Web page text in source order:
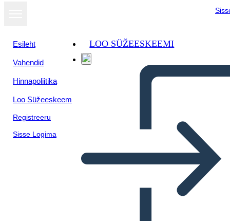
Esileht
Vahendid
Hinnapoliitika
Loo Süžeeskeem
Registreeru
Sisse Logima
LOO SÜŽEESKEEMI